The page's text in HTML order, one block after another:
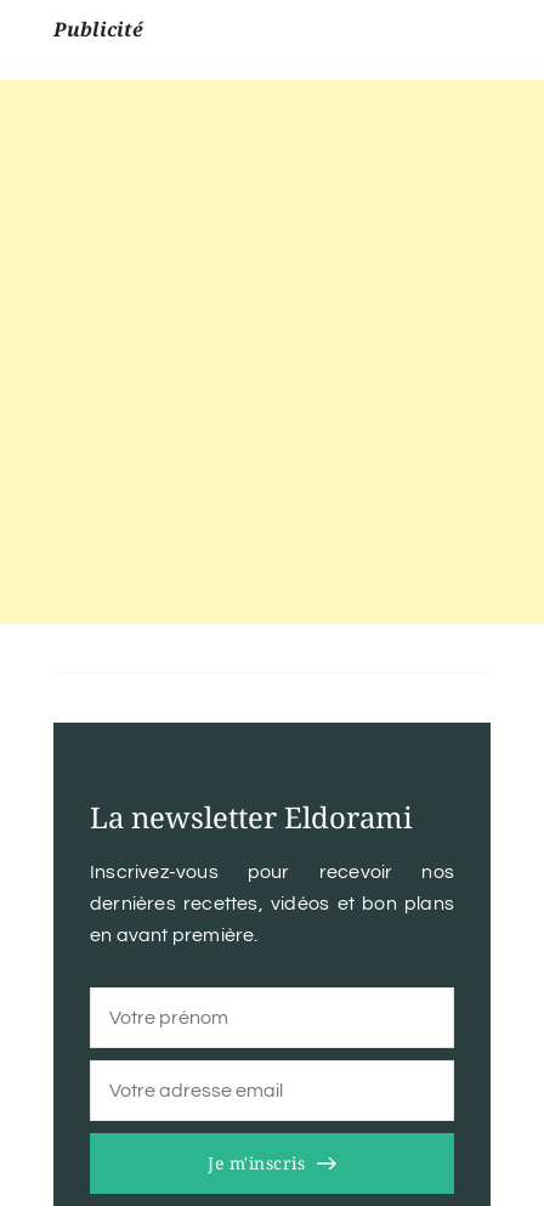
Publicité
La newsletter Eldorami
Inscrivez-vous pour recevoir nos
dernières recettes, vidéos et bon plans
en avant première.
Je m'inscris